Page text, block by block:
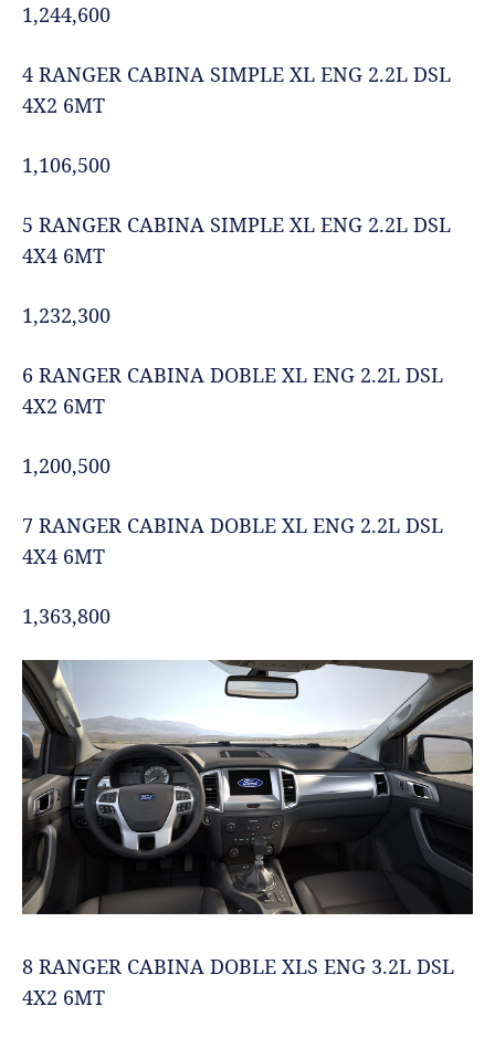
1,244,600
4 RANGER CABINA SIMPLE XL ENG 2.2L DSL
4X2 6MT
1,106,500
5 RANGER CABINA SIMPLE XL ENG 2.2L DSL
4X4 6MT
1,232,300
6 RANGER CABINA DOBLE XL ENG 2.2L DSL
4X2 6MT
1,200,500
7 RANGER CABINA DOBLE XL ENG 2.2L DSL
4X4 6MT
1,363,800
8 RANGER CABINA DOBLE XLS ENG 3.2L DSL
4X2 6MT